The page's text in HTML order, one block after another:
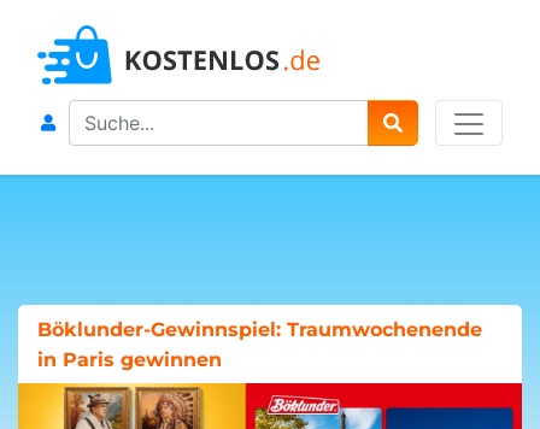
Search
Böklunder-Gewinnspiel: Traumwochenende
in Paris gewinnen